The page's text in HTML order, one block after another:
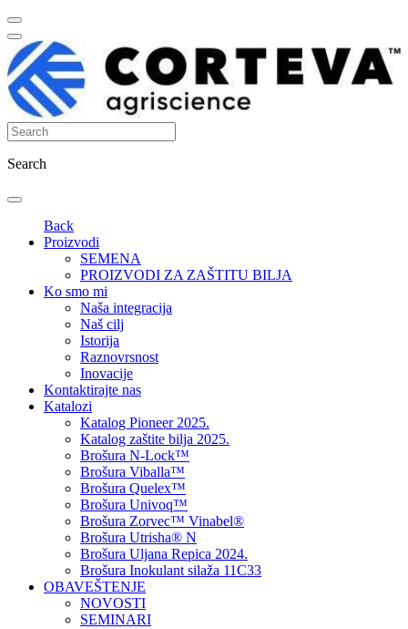
Search
Back
Proizvodi
SEMENA
PROIZVODI ZA ZAŠTITU BILJA
Ko smo mi
Naša integracija
Naš cilj
Istorija
Raznovrsnost
Inovacije
Kontaktirajte nas
Katalozi
Katalog Pioneer 2025.
Katalog zaštite bilja 2025.
Brošura N-Lock™
Brošura Viballa™
Brošura Quelex™
Brošura Univoq™
Brošura Zorvec™ Vinabel®
Brošura Utrisha® N
Brošura Uljana Repica 2024.
Brošura Inokulant silaža 11C33
OBAVEŠTENJE
NOVOSTI
SEMINARI